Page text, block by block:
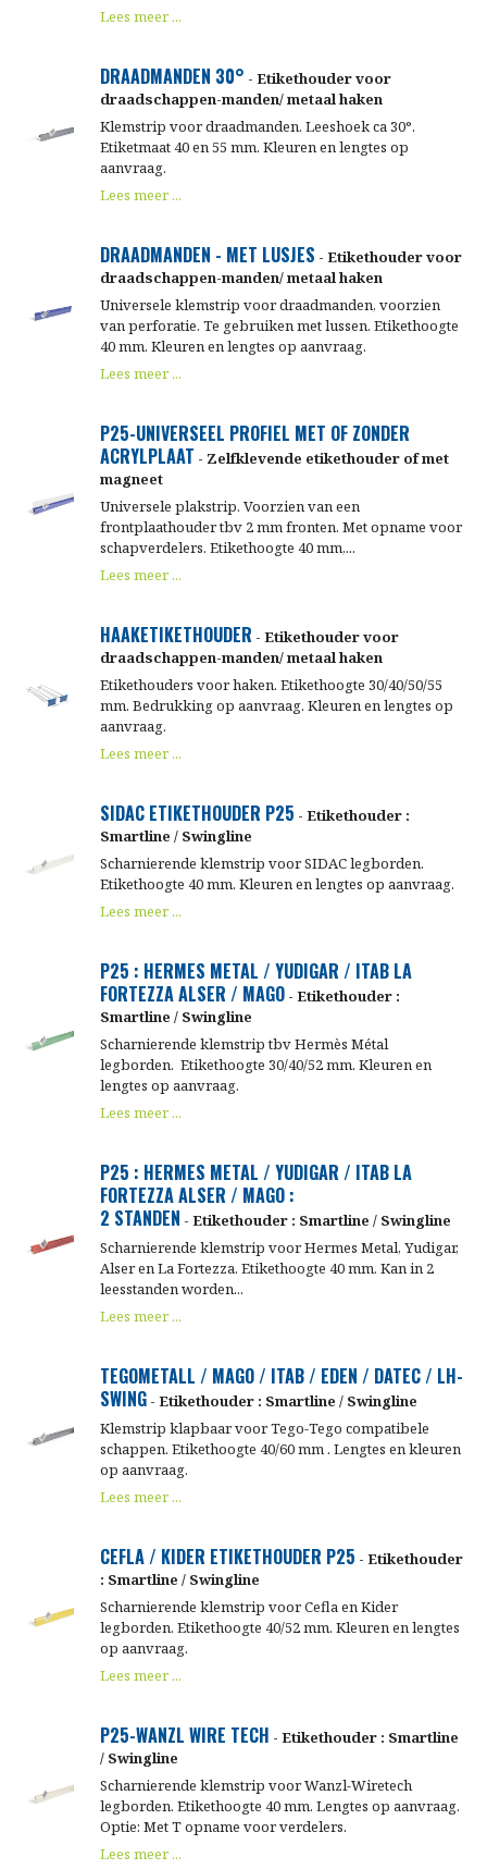
Lees meer ...
DRAADMANDEN 30° - Etikethouder voor
draadschappen-manden/ metaal haken
Klemstrip voor draadmanden. Leeshoek ca 30°.
Etiketmaat 40 en 55 mm. Kleuren en lengtes op
aanvraag.
Lees meer ...
DRAADMANDEN - MET LUSJES - Etikethouder voor
draadschappen-manden/ metaal haken
Universele klemstrip voor draadmanden, voorzien
van perforatie. Te gebruiken met lussen. Etikethoogte
40 mm. Kleuren en lengtes op aanvraag.
Lees meer ...
P25-UNIVERSEEL PROFIEL MET OF ZONDER
ACRYLPLAAT - Zelfklevende etikethouder of met
magneet
Universele plakstrip. Voorzien van een
frontplaathouder tbv 2 mm fronten. Met opname voor
schapverdelers. Etikethoogte 40 mm,...
Lees meer ...
HAAKETIKETHOUDER - Etikethouder voor
draadschappen-manden/ metaal haken
Etikethouders voor haken. Etikethoogte 30/40/50/55
mm. Bedrukking op aanvraag. Kleuren en lengtes op
aanvraag.
Lees meer ...
SIDAC ETIKETHOUDER P25 - Etikethouder :
Smartline / Swingline
Scharnierende klemstrip voor SIDAC legborden.
Etikethoogte 40 mm. Kleuren en lengtes op aanvraag.
Lees meer ...
P25 : HERMES METAL / YUDIGAR / ITAB LA
FORTEZZA ALSER / MAGO- Etikethouder :
Smartline / Swingline
Scharnierende klemstrip tbv Hermès Métal
legborden. Etikethoogte 30/40/52 mm. Kleuren en
lengtes op aanvraag.
Lees meer ...
P25 : HERMES METAL / YUDIGAR / ITAB LA
FORTEZZA ALSER / MAGO :
2 STANDEN - Etikethouder : Smartline / Swingline
Scharnierende klemstrip voor Hermes Metal, Yudigar,
Alser en La Fortezza. Etikethoogte 40 mm. Kan in 2
leesstanden worden...
Lees meer ...
TEGOMETALL / MAGO / ITAB / EDEN / DATEC / LH-
SWING- Etikethouder : Smartline / Swingline
Klemstrip klapbaar voor Tego-Tego compatibele
schappen. Etikethoogte 40/60 mm . Lengtes en kleuren
op aanvraag.
Lees meer ...
CEFLA / KIDER ETIKETHOUDER P25 - Etikethouder
: Smartline / Swingline
Scharnierende klemstrip voor Cefla en Kider
legborden. Etikethoogte 40/52 mm. Kleuren en lengtes
op aanvraag.
Lees meer ...
P25-WANZL WIRE TECH - Etikethouder : Smartline
/ Swingline
Scharnierende klemstrip voor Wanzl-Wiretech
legborden. Etikethoogte 40 mm. Lengtes op aanvraag.
Optie: Met T opname voor verdelers.
Lees meer ...